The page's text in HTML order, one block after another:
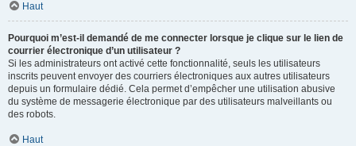
Haut
Pourquoi m’est-il demandé de me connecter lorsque je clique sur le lien de
courrier électronique d’un utilisateur ?
Si les administrateurs ont activé cette fonctionnalité, seuls les utilisateurs
inscrits peuvent envoyer des courriers électroniques aux autres utilisateurs
depuis un formulaire dédié. Cela permet d’empêcher une utilisation abusive
du système de messagerie électronique par des utilisateurs malveillants ou
des robots.
Haut